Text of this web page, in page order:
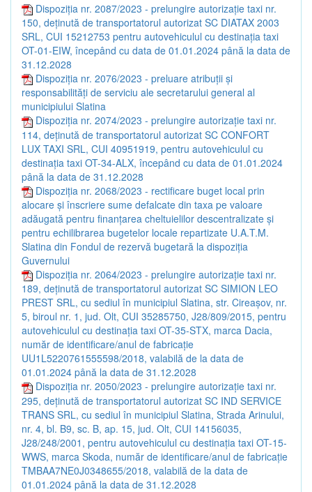
Dispoziția nr. 2087/2023 - prelungire autorizație taxi nr.
150, deținută de transportatorul autorizat SC DIATAX 2003
SRL, CUI 15212753 pentru autovehiculul cu destinația taxi
OT-01-EIW, începând cu data de 01.01.2024 până la data de
31.12.2028
Dispoziția nr. 2076/2023 - preluare atribuții și
responsabilități de serviciu ale secretarului general al
municipiului Slatina
Dispoziția nr. 2074/2023 - prelungire autorizație taxi nr.
114, deținută de transportatorul autorizat SC CONFORT
LUX TAXI SRL, CUI 40951919, pentru autovehiculul cu
destinația taxi OT-34-ALX, începând cu data de 01.01.2024
până la data de 31.12.2028
Dispoziția nr. 2068/2023 - rectificare buget local prin
alocare și înscriere sume defalcate din taxa pe valoare
adăugată pentru finanțarea cheltuielilor descentralizate și
pentru echilibrarea bugetelor locale repartizate U.A.T.M.
Slatina din Fondul de rezervă bugetară la dispoziția
Guvernului
Dispoziția nr. 2064/2023 - prelungire autorizație taxi nr.
189, deținută de transportatorul autorizat SC SIMION LEO
PREST SRL, cu sediul în municipiul Slatina, str. Cireașov, nr.
5, biroul nr. 1, jud. Olt, CUI 35285750, J28/809/2015, pentru
autovehiculul cu destinația taxi OT-35-STX, marca Dacia,
număr de identificare/anul de fabricație
UU1L5220761555598/2018, valabilă de la data de
01.01.2024 până la data de 31.12.2028
Dispoziția nr. 2050/2023 - prelungire autorizație taxi nr.
295, deținută de transportatorul autorizat SC IND SERVICE
TRANS SRL, cu sediul în municipiul Slatina, Strada Arinului,
nr. 4, bl. B9, sc. B, ap. 15, jud. Olt, CUI 14156035,
J28/248/2001, pentru autovehiculul cu destinația taxi OT-15-
WWS, marca Skoda, număr de identificare/anul de fabricație
TMBAA7NE0J0348655/2018, valabilă de la data de
01.01.2024 până la data de 31.12.2028